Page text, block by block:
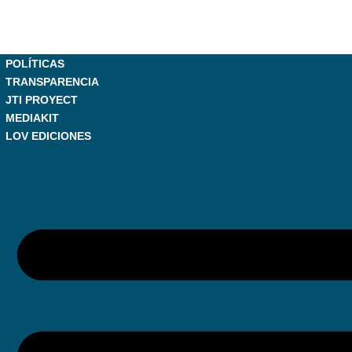
POLÍTICAS
TRANSPARENCIA
JTI PROYECT
MEDIAKIT
LOV EDICIONES